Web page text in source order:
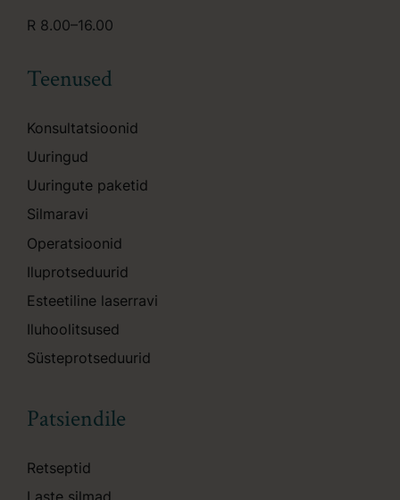
R 8.00–16.00
Teenused
Konsultatsioonid
Uuringud
Uuringute paketid
Silmaravi
Operatsioonid
Iluprotseduurid
Esteetiline laserravi
Iluhoolitsused
Süsteprotseduurid
Patsiendile
Retseptid
Laste silmad